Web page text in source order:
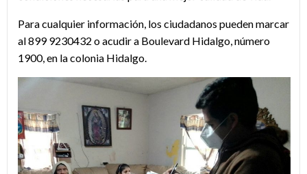
Para cualquier información, los ciudadanos pueden marcar
al 899 9230432 o acudir a Boulevard Hidalgo, número
1900, en la colonia Hidalgo.